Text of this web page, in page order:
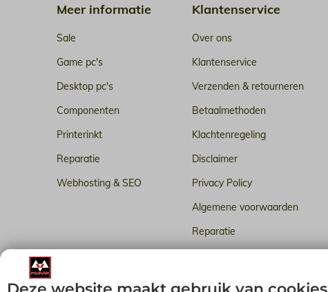
Meer informatie
Sale
Game pc's
Desktop pc's
Componenten
Printerinkt
Reparatie
Webhosting & SEO
Klantenservice
Over ons
Klantenservice
Verzenden & retourneren
Betaalmethoden
Klachtenregeling
Disclaimer
Privacy Policy
Algemene voorwaarden
Reparatie